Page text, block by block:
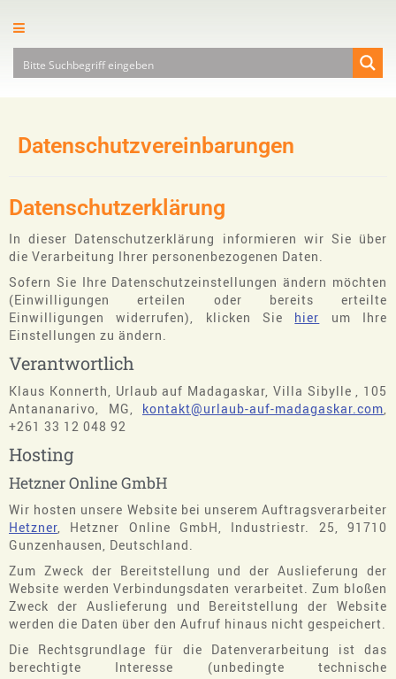
Datenschutzvereinbarungen
Datenschutzerklärung
In dieser Datenschutzerklärung informieren wir Sie über
die Verarbeitung Ihrer personenbezogenen Daten.
Sofern Sie Ihre Datenschutzeinstellungen ändern möchten
(Einwilligungen erteilen oder bereits erteilte
Einwilligungen widerrufen), klicken Sie hier um Ihre
Einstellungen zu ändern.
Verantwortlich
Klaus Konnerth, Urlaub auf Madagaskar, Villa Sibylle , 105
Antananarivo, MG, kontakt@urlaub-auf-madagaskar.com,
+261 33 12 048 92
Hosting
Hetzner Online GmbH
Wir hosten unsere Website bei unserem Auftragsverarbeiter
Hetzner, Hetzner Online GmbH, Industriestr. 25, 91710
Gunzenhausen, Deutschland.
Zum Zweck der Bereitstellung und der Auslieferung der
Website werden Verbindungsdaten verarbeitet. Zum bloßen
Zweck der Auslieferung und Bereitstellung der Website
werden die Daten über den Aufruf hinaus nicht gespeichert.
Die Rechtsgrundlage für die Datenverarbeitung ist das
berechtigte Interesse (unbedingte technische